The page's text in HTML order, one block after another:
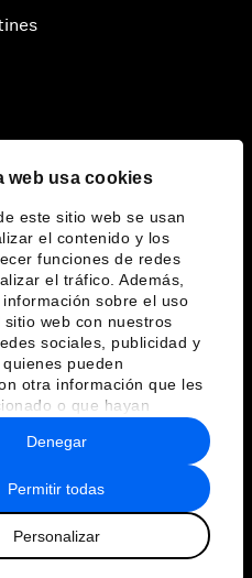
web usa cookies
este sitio web se usan
el contenido y los
funciones de redes
el tráfico. Además,
sobre el uso
web con nuestros
sociales, publicidad y
pueden
otra información que les
o que hayan
del uso que haya
servicios.
Permitir todas
Personalizar
Denegar
y normas de uso
Mundial